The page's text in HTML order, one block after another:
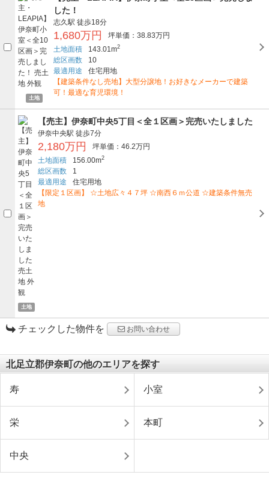
土地
した！
志久駅 徒歩18分
1,680万円
坪単価：38.83万円
土地面積
143.01m2
総区画数
10
最適用途
住宅用地
【建築条件なし売地】大型分譲地！お好きなメーカーで建築
可！最適な育児環境！
土地
【売主】伊奈町中央5丁目＜全１区画＞完売いたしました
伊奈中央駅 徒歩7分
2,180万円
坪単価：46.2万円
土地面積
156.00m2
総区画数
1
最適用途
住宅用地
【限定１区画】 ☆土地広々４７坪 ☆南西６ｍ公道 ☆建築条件無売
地
チェックした物件を お問い合わせ
北足立郡伊奈町の他のエリアを探す
寿 小室
栄 本町
中央